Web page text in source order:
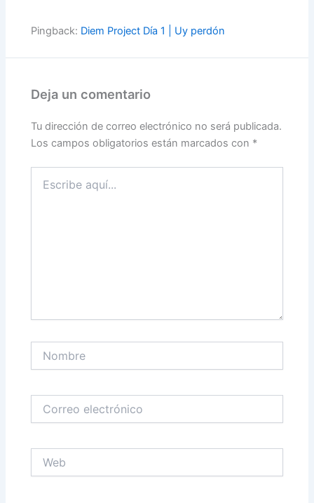
Pingback: Diem Project Día 1 | Uy perdón
Deja un comentario
Tu dirección de correo electrónico no será publicada.
Los campos obligatorios están marcados con *
aquí...
electrónico